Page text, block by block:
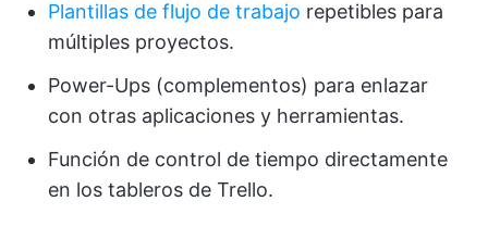
Plantillas de flujo de trabajo repetibles para
múltiples proyectos.
Power-Ups (complementos) para enlazar
con otras aplicaciones y herramientas.
Función de control de tiempo directamente
en los tableros de Trello.